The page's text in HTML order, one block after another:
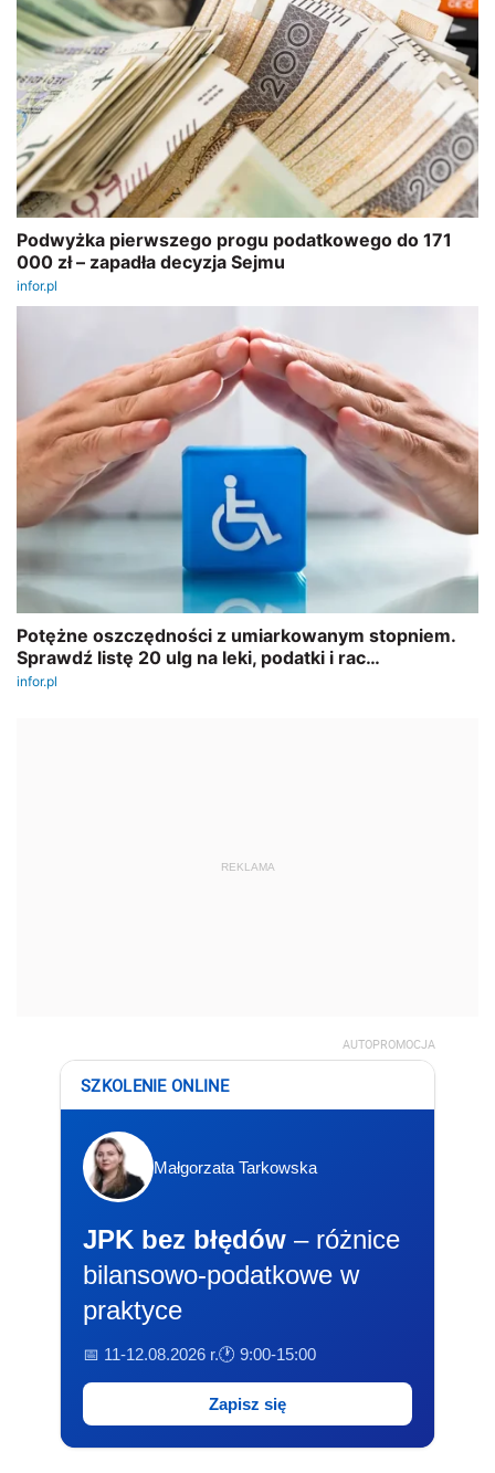
REKLAMA
AUTOPROMOCJA
SZKOLENIE ONLINE
Małgorzata Tarkowska
JPK bez błędów – różnice
bilansowo-podatkowe w
praktyce
📅 11-12.08.2026 r.🕐 9:00-15:00
Zapisz się